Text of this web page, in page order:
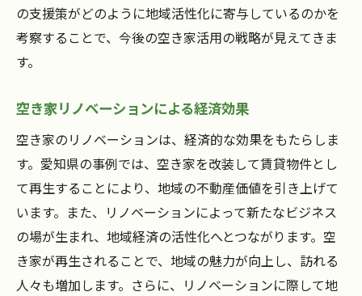
地域資源としての空き家の新たな可能性
空き家活用による地域の未来像
空き家活用による地域安全性向上の成功例愛知
県碧南市と日進市の事例
空き家管理と地域安全性の向上策
空き家を活用した防犯対策の実践
地域の安心を支える空き家活用例
住民との連携がもたらす安全性向上
空き家が地域の安全に貢献する方法
の支援策がどのように地域活性化に寄与しているのかを
考察することで、今後の空き家活用の戦略が見えてきま
す。
空き家リノベーションによる経済効果
空き家のリノベーションは、経済的な効果をもたらしま
す。愛知県の事例では、空き家を改装して賃貸物件とし
て再生することにより、地域の不動産価値を引き上げて
います。また、リノベーションによって新たなビジネス
の場が生まれ、地域経済の活性化へとつながります。空
き家が再生されることで、地域の魅力が向上し、訪れる
人々も増加します。さらに、リノベーションに際して地